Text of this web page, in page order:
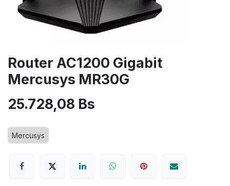
Router AC1200 Gigabit
Mercusys MR30G
25.728,08 Bs
Mercusys